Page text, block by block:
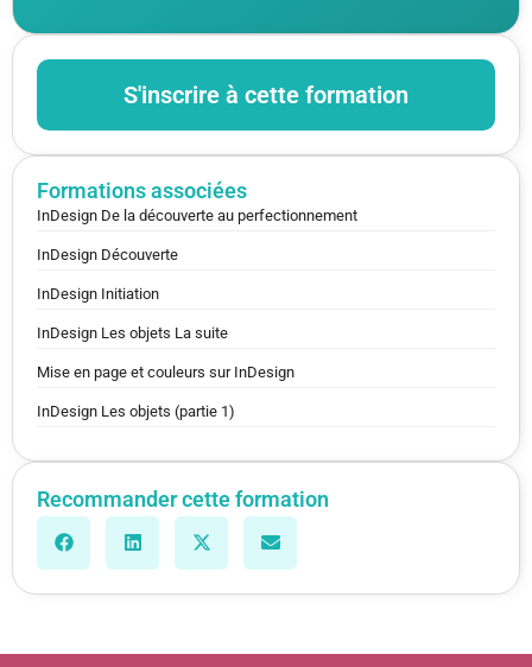
S'inscrire à cette formation
Formations associées
InDesign De la découverte au perfectionnement
InDesign Découverte
InDesign Initiation
InDesign Les objets La suite
Mise en page et couleurs sur InDesign
InDesign Les objets (partie 1)
Recommander cette formation